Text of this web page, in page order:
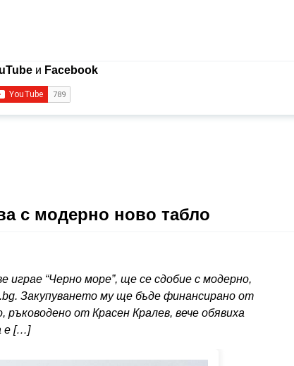
и Facebook
с модерно ново табло
играе “Черно море”, ще се сдобие с модерно,
Закупуването му ще бъде финансирано от
от Красен Кралев, вече обявиха
е […]